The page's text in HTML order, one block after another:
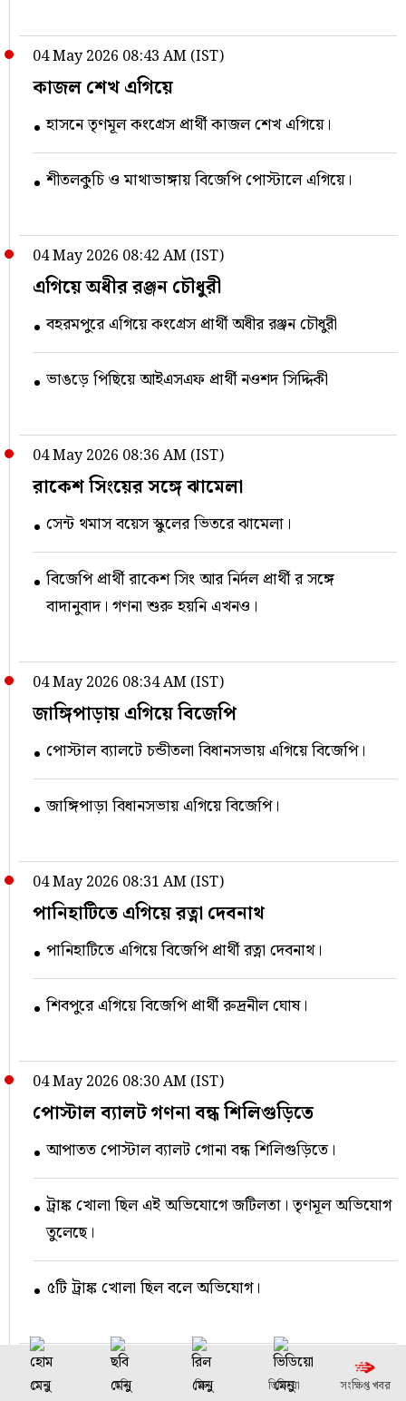
04 May 2026 08:43 AM (IST)
কাজল শেখ এগিয়ে
হাসনে তৃণমূল কংগ্রেস প্রার্থী কাজল শেখ এগিয়ে।
শীতলকুচি ও মাথাভাঙ্গায় বিজেপি পোস্টালে এগিয়ে।
04 May 2026 08:42 AM (IST)
এগিয়ে অধীর রঞ্জন চৌধুরী
বহরমপুরে এগিয়ে কংগ্রেস প্রার্থী অধীর রঞ্জন চৌধুরী
ভাঙড়ে পিছিয়ে আইএসএফ প্রার্থী নওশদ সিদ্দিকী
04 May 2026 08:36 AM (IST)
রাকেশ সিংয়ের সঙ্গে ঝামেলা
সেন্ট থমাস বয়েস স্কুলের ভিতরে ঝামেলা।
বিজেপি প্রার্থী রাকেশ সিং আর নির্দল প্রার্থী র সঙ্গে
বাদানুবাদ। গণনা শুরু হয়নি এখনও।
04 May 2026 08:34 AM (IST)
জাঙ্গিপাড়ায় এগিয়ে বিজেপি
পোস্টাল ব্যালটে চন্ডীতলা বিধানসভায় এগিয়ে বিজেপি।
জাঙ্গিপাড়া বিধানসভায় এগিয়ে বিজেপি।
04 May 2026 08:31 AM (IST)
পানিহাটিতে এগিয়ে রত্না দেবনাথ
পানিহাটিতে এগিয়ে বিজেপি প্রার্থী রত্না দেবনাথ।
শিবপুরে এগিয়ে বিজেপি প্রার্থী রুদ্রনীল ঘোষ।
04 May 2026 08:30 AM (IST)
পোস্টাল ব্যালট গণনা বন্ধ শিলিগুড়িতে
আপাতত পোস্টাল ব্যালট গোনা বন্ধ শিলিগুড়িতে।
ট্রাঙ্ক খোলা ছিল এই অভিযোগে জটিলতা। তৃণমূল অভিযোগ
তুলেছে।
৫টি ট্রাঙ্ক খোলা ছিল বলে অভিযোগ।
04 May 2026 08:25 AM (IST)
মেনু ছবি রিল ভিডিয়ো সংক্ষিপ্ত খবর